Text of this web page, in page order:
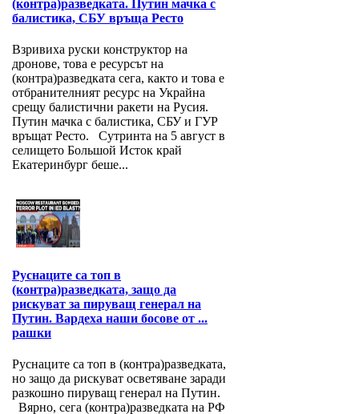
(контра)разведката. Путин мачка с
балистика, СБУ връща Ресто
Взривиха руски конструктор на
дронове, това е ресурсът на
(контра)разведката сега, както и това е
отбранителният ресурс на Украйна
срещу балистични ракети на Русия.
Путин мачка с балистика, СБУ и ГУР
връщат Ресто. Сутринта на 5 август в
селището Большой Исток край
Екатеринбург беше...
Руснаците са топ в
(контра)разведката, защо да
рискуват за пируващ генерал на
Путин. Вардеха наши босове от ...
рашки
Руснаците са топ в (контра)разведката,
но защо да рискуват осветяване заради
разкошно пируващ генерал на Путин.
Вярно, сега (контра)разведката на РФ